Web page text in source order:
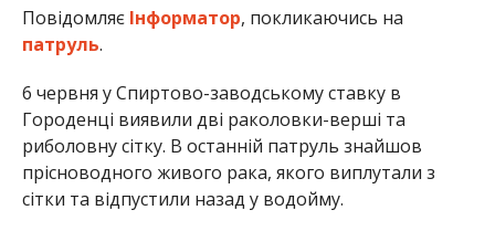
Повідомляє Інформатор, покликаючись на
патруль.
6 червня у Спиртово-заводському ставку в
Городенці виявили дві раколовки-верші та
риболовну сітку. В останній патруль знайшов
прісноводного живого рака, якого виплутали з
сітки та відпустили назад у водойму.